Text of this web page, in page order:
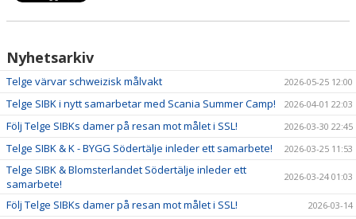
Nyhetsarkiv
Telge värvar schweizisk målvakt 2026-05-25 12:00
Telge SIBK i nytt samarbetar med Scania Summer Camp! 2026-04-01 22:03
Följ Telge SIBKs damer på resan mot målet i SSL! 2026-03-30 22:45
Telge SIBK & K - BYGG Södertälje inleder ett samarbete! 2026-03-25 11:53
Telge SIBK & Blomsterlandet Södertälje inleder ett
samarbete!
2026-03-24 01:03
Följ Telge SIBKs damer på resan mot målet i SSL! 2026-03-14